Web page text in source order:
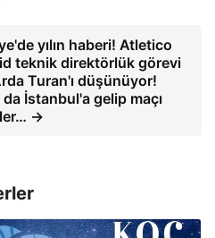
yılın haberi! Atletico
teknik direktörlük görevi
Turan'ı düşünüyor!
da İstanbul'a gelip maçı
→